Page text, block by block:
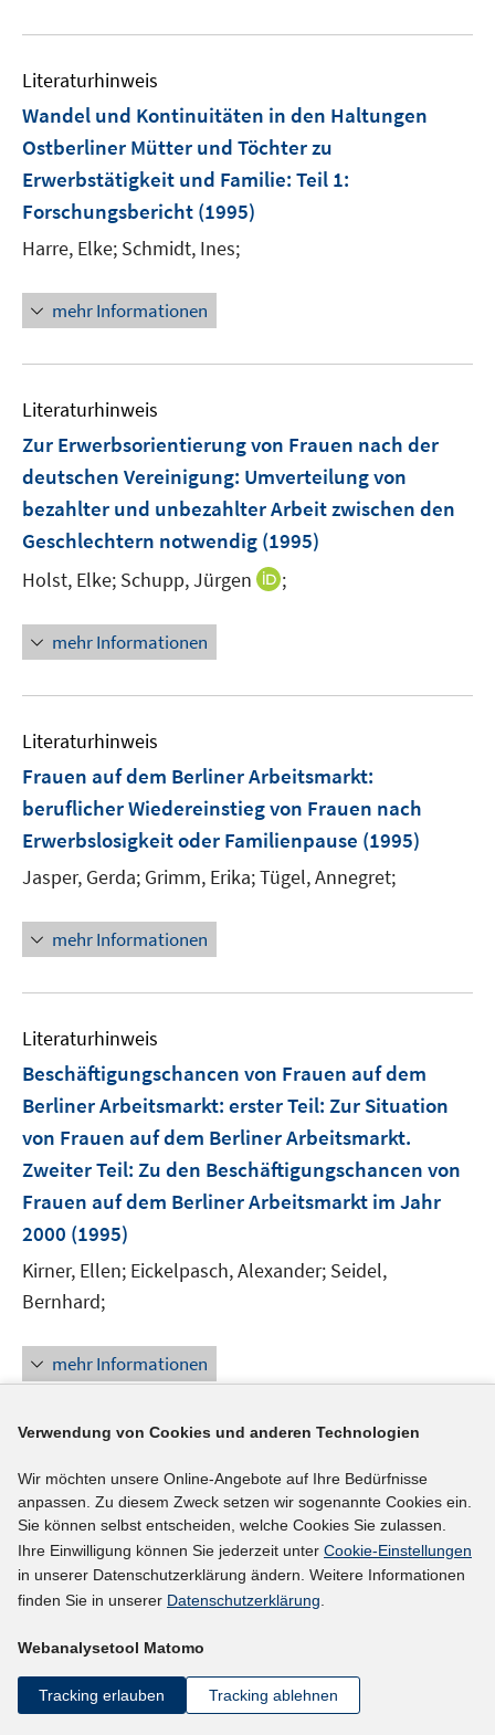
Literaturhinweis
Wandel und Kontinuitäten in den Haltungen
Ostberliner Mütter und Töchter zu
Erwerbstätigkeit und Familie: Teil 1:
Forschungsbericht (1995)
Harre, Elke; Schmidt, Ines;
mehr Informationen
Literaturhinweis
Zur Erwerbsorientierung von Frauen nach der
deutschen Vereinigung: Umverteilung von
bezahlter und unbezahlter Arbeit zwischen den
Geschlechtern notwendig (1995)
Holst, Elke; Schupp, Jürgen
I
e
n
s
t
e
n
;
mehr Informationen
Literaturhinweis
Frauen auf dem Berliner Arbeitsmarkt:
beruflicher Wiedereinstieg von Frauen nach
Erwerbslosigkeit oder Familienpause (1995)
Jasper, Gerda; Grimm, Erika;Tügel, Annegret;
mehr Informationen
Literaturhinweis
Beschäftigungschancen von Frauen auf dem
Berliner Arbeitsmarkt: erster Teil: Zur Situation
von Frauen auf dem Berliner Arbeitsmarkt.
Zweiter Teil: Zu den Beschäftigungschancen von
Frauen auf dem Berliner Arbeitsmarkt im Jahr
2000 (1995)
Kirner, Ellen; Eickelpasch, Alexander; Seidel,
Bernhard;
mehr Informationen
Ostdeutschland fünf Jahre nach der Einheit:
Rückgang der Erwerbsbeteiligung scheint
gestoppt, Einkommen gleichen sich weiter an,
Armut stagniert (1995)
n
n
e
mehr Informationen
Verwendung von Cookies und anderen Technologien
Wir möchten unsere Online-Angebote auf Ihre Bedürfnisse
anpassen. Zu diesem Zweck setzen wir sogenannte Cookies ein.
Sie können selbst entscheiden, welche Cookies Sie zulassen.
Ihre Einwilligung können Sie jederzeit unter Cookie-Einstellungen
in unserer Datenschutzerklärung ändern. Weitere Informationen
finden Sie in unserer Datenschutzerklärung.
Webanalysetool Matomo
Tracking erlauben Tracking ablehnen